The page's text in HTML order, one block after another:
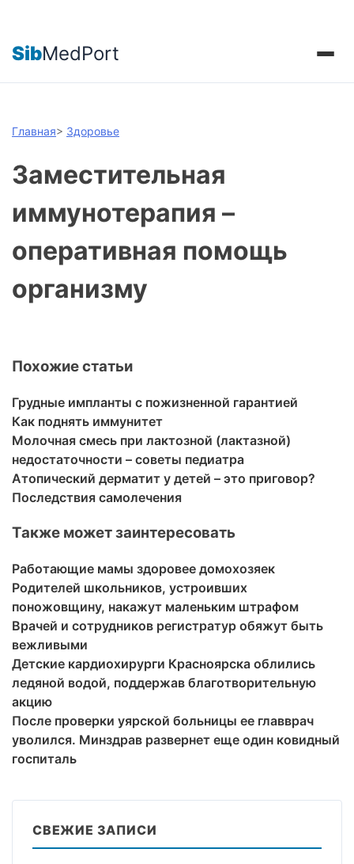
SibMedPort
Главная> Здоровье
Заместительная
иммунотерапия –
оперативная помощь
организму
Похожие статьи
Грудные импланты с пожизненной гарантией
Как поднять иммунитет
Молочная смесь при лактозной (лактазной)
недостаточности – советы педиатра
Атопический дерматит у детей – это приговор?
Последствия самолечения
Также может заинтересовать
Работающие мамы здоровее домохозяек
Родителей школьников, устроивших
поножовщину, накажут маленьким штрафом
Врачей и сотрудников регистратур обяжут быть
вежливыми
Детские кардиохирурги Красноярска облились
ледяной водой, поддержав благотворительную
акцию
После проверки уярской больницы ее главврач
уволился. Минздрав развернет еще один ковидный
госпиталь
СВЕЖИЕ ЗАПИСИ